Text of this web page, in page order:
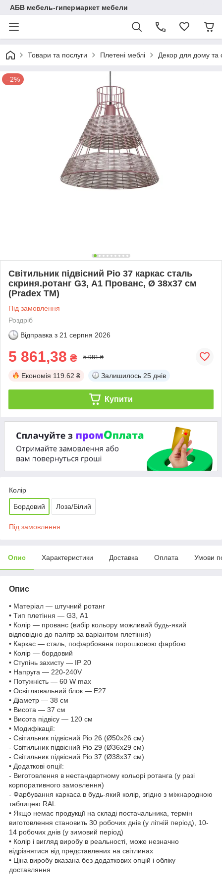
АБВ мебель-гипермаркет мебели
Товари та послуги Плетені меблі Декор для дому та
–2%
Світильник підвісний Ріо 37 каркас сталь
скриня.ротанг G3, А1 Прованс, Ø 38х37 см
(Pradex ТМ)
Під замовлення
Роздріб
Відправка з 21 серпня 2026
5 861,38 ₴ 5 981 ₴
Економія 119.62 ₴ Залишилось 25 днів
Купити
Колір
Бордовий Лоза/Білий
Під замовлення
Опис Характеристики Доставка Оплата Умови
Опис
• Матеріал — штучний ротанг
• Тип плетіння — G3, А1
• Колір — прованс (вибір кольору можливий будь-який
відповідно до палітр за варіантом плетіння)
• Каркас — сталь, пофарбована порошковою фарбою
• Колір — бордовий
• Ступінь захисту — IP 20
• Напруга — 220-240V
• Потужність — 60 W max
• Освітлювальний блок — Е27
• Діаметр — 38 см
• Висота — 37 см
• Висота підвісу — 120 см
• Модифікації:
- Світильник підвісний Ріо 26 (Ø50х26 см)
- Світильник підвісний Ріо 29 (Ø36х29 см)
- Світильник підвісний Ріо 37 (Ø38х37 см)
• Додаткові опції:
- Виготовлення в нестандартному кольорі ротанга (у разі
корпоративного замовлення)
- Фарбування каркаса в будь-який колір, згідно з міжнародною
таблицею RAL
• Якщо немає продукції на складі постачальника, термін
виготовлення становить 30 робочих днів (у літній період), 10-
14 робочих днів (у зимовий період)
• Колір і вигляд виробу в реальності, може незначно
відрізнятися від представлених на світлинах
• Ціна виробу вказана без додаткових опцій і обліку
доставляння